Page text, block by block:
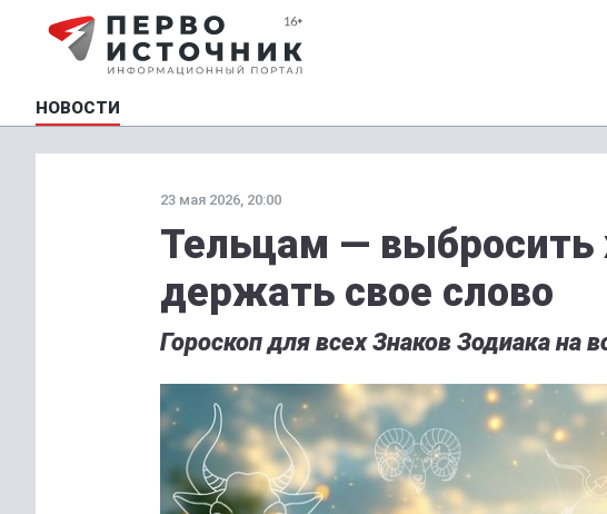
НОВОСТИ
23 мая 2026, 20:00
Тельцам —
держать свое слово
Гороскоп для всех Знаков Зодиака на